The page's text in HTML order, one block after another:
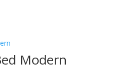
Modern